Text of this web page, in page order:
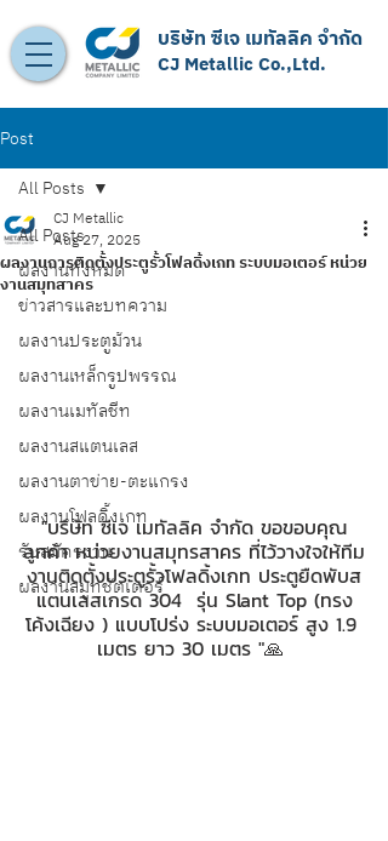
CJ Metallic Co.,Ltd.
บริษัท ซีเจ เมทัลลิค จำกัด
Post
All Posts
ผลงานทั้งหมด
ข่าวสารและบทความ
ผลงานประตูม้วน
ผลงานเหล็กรูปพรรณ
ผลงานเมทัลชีท
ผลงานสแตนเลส
ผลงานตาข่าย-ตะแกรง
ผลงานโฟลดิ้งเกท
รับสมัครงาน
ผลงานสมูทชัตเตอร์
All Posts
ผลงานการติดตั้งประตูรั้วโฟลดิ้งเกท ระบบมอเตอร์ หน่วย
งานสมุทสาคร
CJ Metallic
Aug 27, 2025
"บริษัท ซีเจ เมทัลลิค จำกัด ขอขอบคุณ
ลูกค้า หน่วยงานสมุทรสาคร ที่ไว้วางใจให้ทีม
งานติดตั้งประตูรั้วโฟลดิ้งเกท ประตูยืดพับส
แตนเลสเกรด 304  รุ่น Slant Top (ทรง
โค้งเฉียง ) แบบโปร่ง ระบบมอเตอร์ สูง 1.9
เมตร ยาว 30 เมตร "🙏